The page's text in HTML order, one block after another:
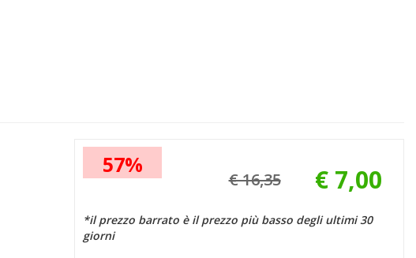
57%
€ 16,35
Prezzo
€ 7,00
*il prezzo barrato è il prezzo più basso degli ultimi 30
giorni